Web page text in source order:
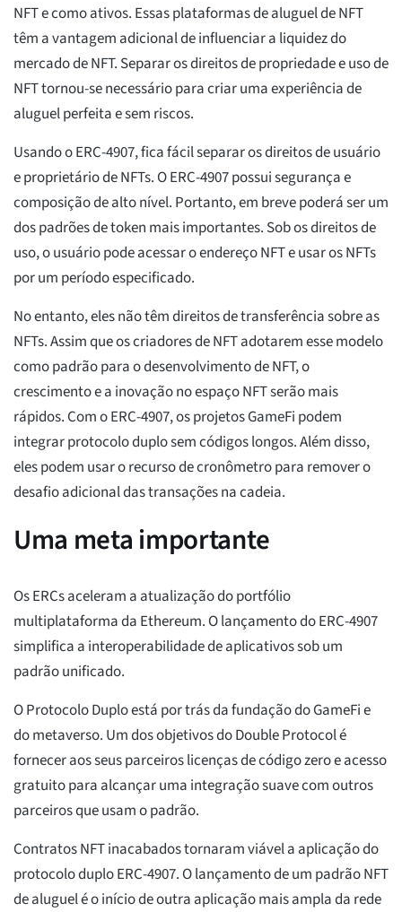
NFT e como ativos. Essas plataformas de aluguel de NFT
têm a vantagem adicional de influenciar a liquidez do
mercado de NFT. Separar os direitos de propriedade e uso de
NFT tornou-se necessário para criar uma experiência de
aluguel perfeita e sem riscos.
Usando o ERC-4907, fica fácil separar os direitos de usuário
e proprietário de NFTs. O ERC-4907 possui segurança e
composição de alto nível. Portanto, em breve poderá ser um
dos padrões de token mais importantes. Sob os direitos de
uso, o usuário pode acessar o endereço NFT e usar os NFTs
por um período especificado.
No entanto, eles não têm direitos de transferência sobre as
NFTs. Assim que os criadores de NFT adotarem esse modelo
como padrão para o desenvolvimento de NFT, o
crescimento e a inovação no espaço NFT serão mais
rápidos. Com o ERC-4907, os projetos GameFi podem
integrar protocolo duplo sem códigos longos. Além disso,
eles podem usar o recurso de cronômetro para remover o
desafio adicional das transações na cadeia.
Uma meta importante
Os ERCs aceleram a atualização do portfólio
multiplataforma da Ethereum. O lançamento do ERC-4907
simplifica a interoperabilidade de aplicativos sob um
padrão unificado.
O Protocolo Duplo está por trás da fundação do GameFi e
do metaverso. Um dos objetivos do Double Protocol é
fornecer aos seus parceiros licenças de código zero e acesso
gratuito para alcançar uma integração suave com outros
parceiros que usam o padrão.
Contratos NFT inacabados tornaram viável a aplicação do
protocolo duplo ERC-4907. O lançamento de um padrão NFT
de aluguel é o início de outra aplicação mais ampla da rede